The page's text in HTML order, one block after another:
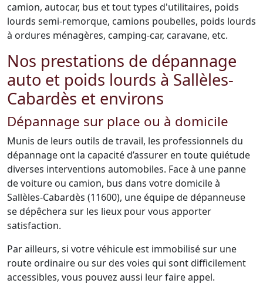
camion, autocar, bus et tout types d'utilitaires, poids
lourds semi-remorque, camions poubelles, poids lourds
à ordures ménagères, camping-car, caravane, etc.
Nos prestations de dépannage
auto et poids lourds à Sallèles-
Cabardès et environs
Dépannage sur place ou à domicile
Munis de leurs outils de travail, les professionnels du
dépannage ont la capacité d’assurer en toute quiétude
diverses interventions automobiles. Face à une panne
de voiture ou camion, bus dans votre domicile à
Sallèles-Cabardès (11600), une équipe de dépanneuse
se dépêchera sur les lieux pour vous apporter
satisfaction.
Par ailleurs, si votre véhicule est immobilisé sur une
route ordinaire ou sur des voies qui sont difficilement
accessibles, vous pouvez aussi leur faire appel.